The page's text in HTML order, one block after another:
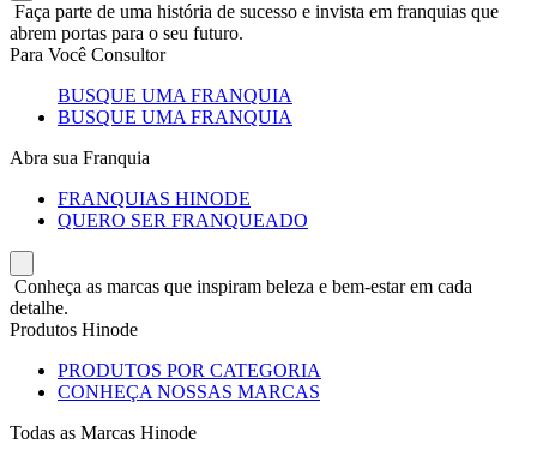
Faça parte de uma história de sucesso e invista em franquias que
abrem portas para o seu futuro.
Para Você Consultor
BUSQUE UMA FRANQUIA
BUSQUE UMA FRANQUIA
Abra sua Franquia
FRANQUIAS HINODE
QUERO SER FRANQUEADO
Conheça as marcas que inspiram beleza e bem-estar em cada
detalhe.
Produtos Hinode
PRODUTOS POR CATEGORIA
CONHEÇA NOSSAS MARCAS
Todas as Marcas Hinode